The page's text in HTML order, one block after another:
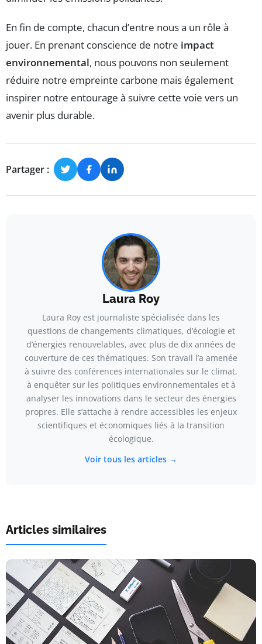
En fin de compte, chacun d’entre nous a un rôle à
jouer. En prenant conscience de notre impact
environnemental, nous pouvons non seulement
réduire notre empreinte carbone mais également
inspirer notre entourage à suivre cette voie vers un
avenir plus durable.
Partager :
Laura Roy
Laura Roy est journaliste spécialisée dans les
questions de changements climatiques, d’écologie et
d’énergies renouvelables, avec plus de dix années de
couverture de ces thématiques. Son travail l’a amenée
à suivre des conférences internationales sur le climat,
à enquêter sur les politiques environnementales et à
analyser les innovations dans le secteur des énergies
propres. Elle s’attache à rendre accessibles les enjeux
scientifiques et économiques liés à la transition
écologique.
Voir tous les articles →
Articles similaires